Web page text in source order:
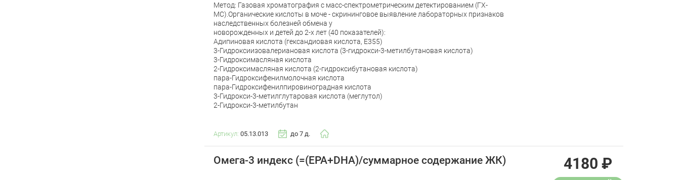
Метод: Газовая хроматография с масс-спектрометрическим детектированием (ГХ-
МС).Органические кислоты в моче - скрининговое выявление лабораторных признаков
наследственных болезней обмена у
новорожденных и детей до 2-х лет (40 показателей):
Адипиновая кислота (гександиовая кислота, Е355)
3-Гидроксиизовалериановая кислота (3-гидрокси-3-метилбутановая кислота)
3-Гидроксимасляная кислота
2-Гидроксимасляная кислота (2-гидроксибутановая кислота)
пара-Гидроксифенилмолочная кислота
пара-Гидроксифенилпировиноградная кислота
3-Гидрокси-3-метилглутаровая кислота (меглутол)
2-Гидрокси-3-метилбутан
Артикул: 05.13.013 до 7 д.
Омега-3 индекс (=(EPA+DHA)/суммарное содержание ЖК) 4180 ₽